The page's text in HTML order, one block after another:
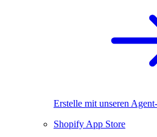
Erstelle mit unseren
Shopify App Store